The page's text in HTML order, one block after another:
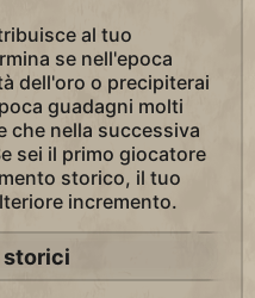
al tuo
se nell'epoca
dell'oro o precipiterai
guadagni molti
che nella successiva
sei il primo giocatore
storico, il tuo
incremento.
storici